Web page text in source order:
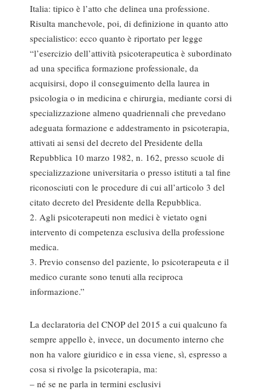
Italia: tipico è l’atto che delinea una professione.
Risulta manchevole, poi, di definizione in quanto atto
specialistico: ecco quanto è riportato per legge
“l’esercizio dell’attività psicoterapeutica è subordinato
ad una specifica formazione professionale, da
acquisirsi, dopo il conseguimento della laurea in
psicologia o in medicina e chirurgia, mediante corsi di
specializzazione almeno quadriennali che prevedano
adeguata formazione e addestramento in psicoterapia,
attivati ai sensi del decreto del Presidente della
Repubblica 10 marzo 1982, n. 162, presso scuole di
specializzazione universitaria o presso istituti a tal fine
riconosciuti con le procedure di cui all’articolo 3 del
citato decreto del Presidente della Repubblica.
2. Agli psicoterapeuti non medici è vietato ogni
intervento di competenza esclusiva della professione
medica.
3. Previo consenso del paziente, lo psicoterapeuta e il
medico curante sono tenuti alla reciproca
informazione.”
La declaratoria del CNOP del 2015 a cui qualcuno fa
sempre appello è, invece, un documento interno che
non ha valore giuridico e in essa viene, sì, espresso a
cosa si rivolge la psicoterapia, ma:
– né se ne parla in termini esclusivi